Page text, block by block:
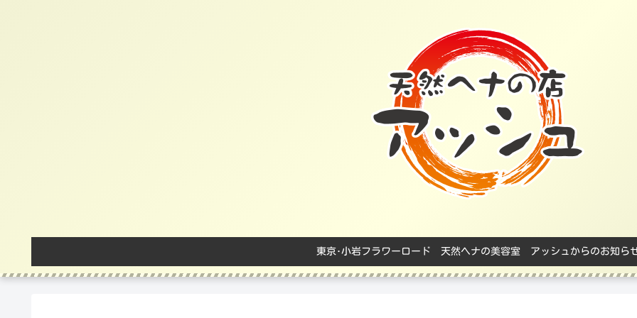
東京･小岩フラワーロード 天然ヘナの美容室 アッシュからのお知ら